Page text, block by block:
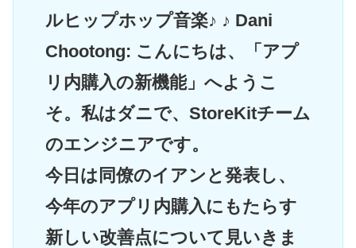
ルヒップホップ音楽♪ ♪ Dani
Chootong: こんにちは、「アプ
リ内購入の新機能」へようこ
そ。私はダニで、StoreKitチーム
のエンジニアです。
今日は同僚のイアンと発表し、
今年のアプリ内購入にもたらす
新しい改善点について見いきま